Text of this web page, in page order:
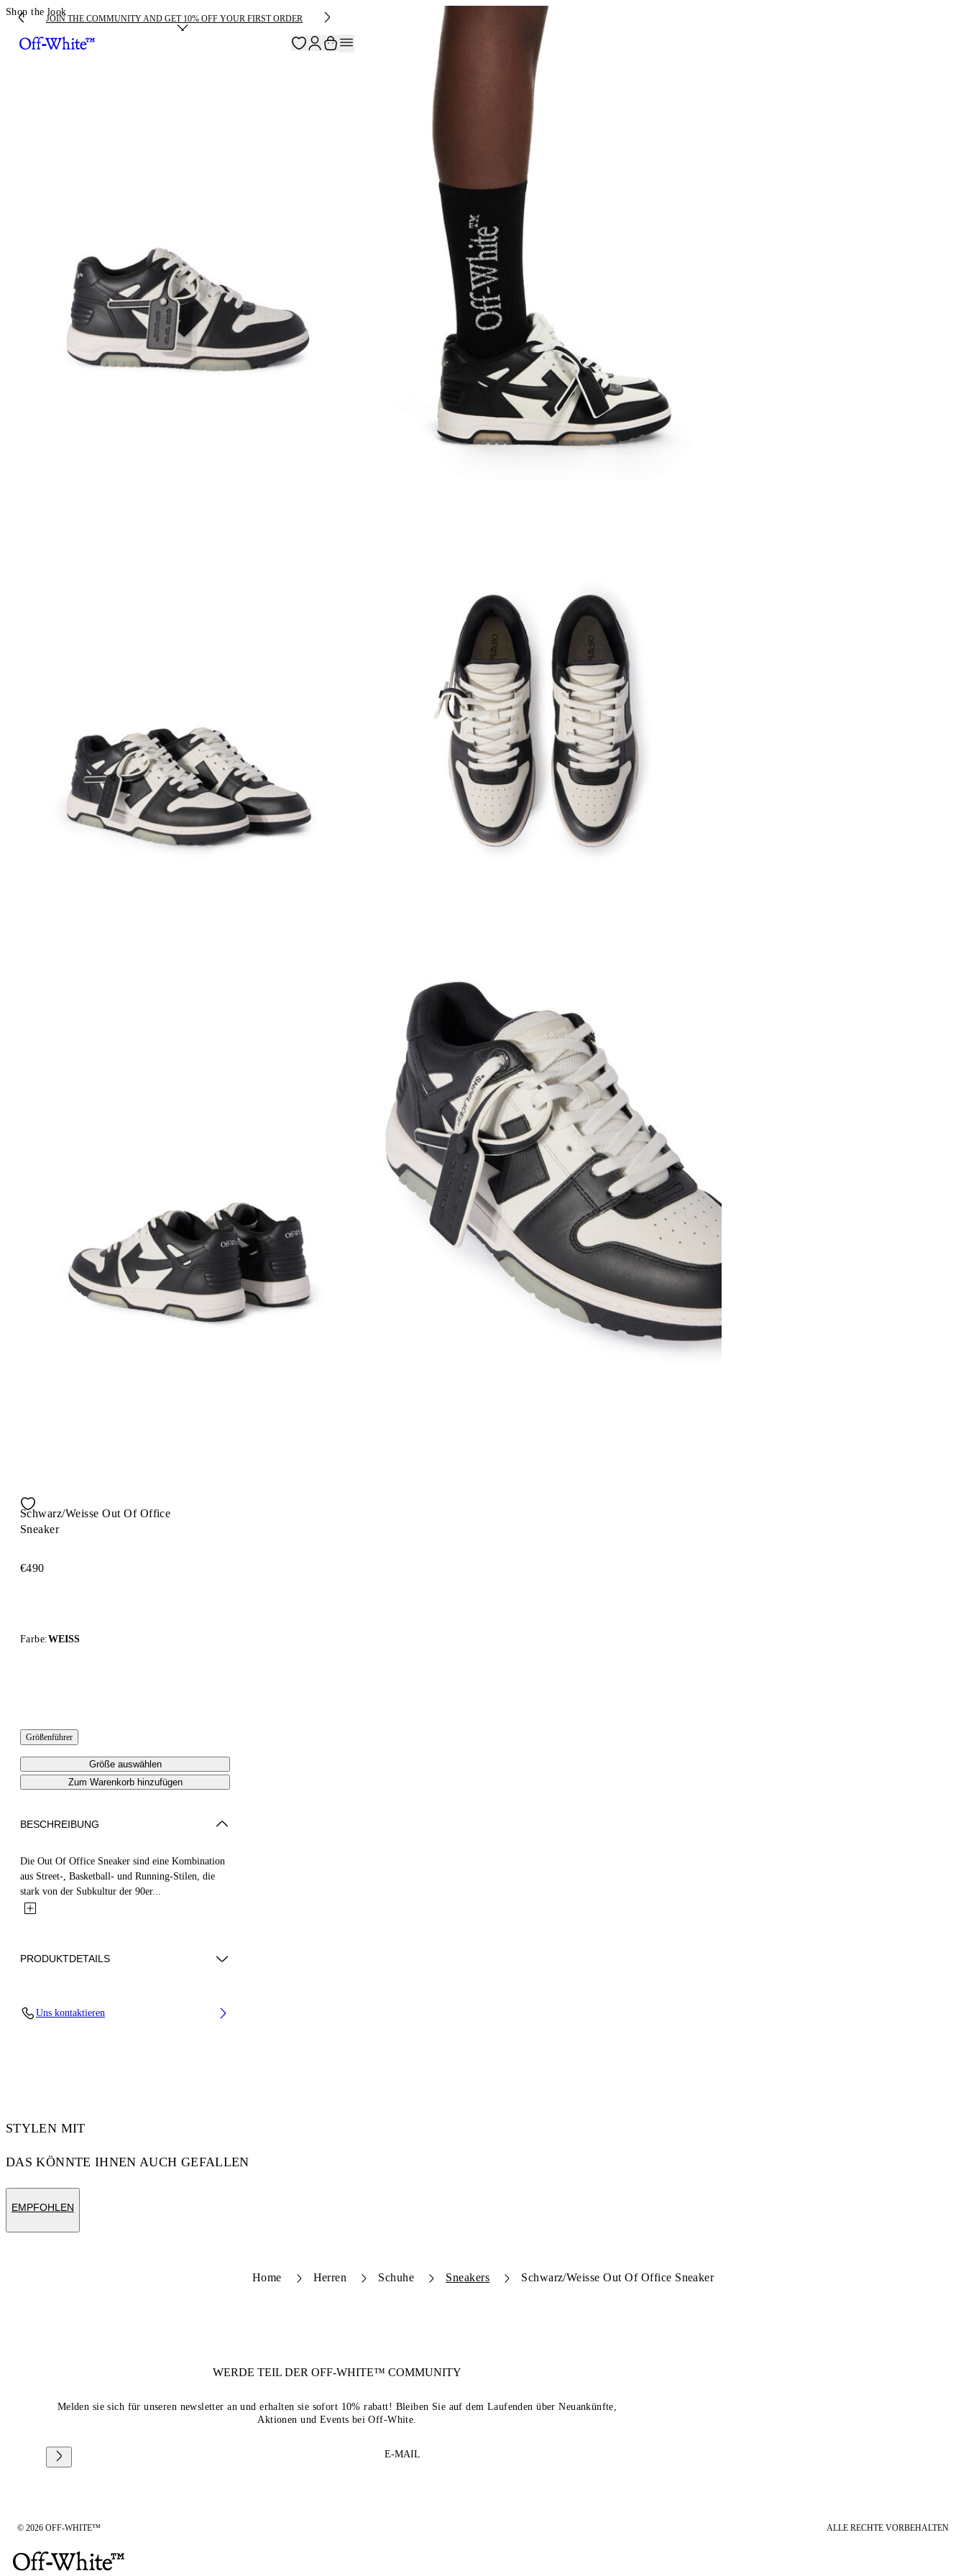
JOIN THE COMMUNITY AND GET 10% OFF YOUR FIRST ORDER
Shop the look
Schwarz/Weisse Out Of Office
Sneaker
€490
Farbe:WEISS
Größenführer
Größe auswählen
Zum Warenkorb hinzufügen
BESCHREIBUNG
Die Out Of Office Sneaker sind eine Kombination
aus Street-, Basketball- und Running-Stilen, die
stark von der Subkultur der 90er...
PRODUKTDETAILS
Polyester, Outsole: 100% Rubber, Lining: 85%
Uns kontaktieren
STYLEN MIT
DAS KÖNNTE IHNEN AUCH GEFALLEN
EMPFOHLEN
Home Herren Schuhe Sneakers Schwarz/Weisse Out Of Office Sneaker
WERDE TEIL DEROFF-WHITE™ COMMUNITY
Melden sie sich für unseren newsletter an und erhalten sie sofort 10% rabatt! Bleiben Sie auf dem Laufenden über Neuankünfte,
Aktionen und Events bei Off-White.
E-MAIL
© 2026 OFF-WHITE™ ALLE RECHTE VORBEHALTEN